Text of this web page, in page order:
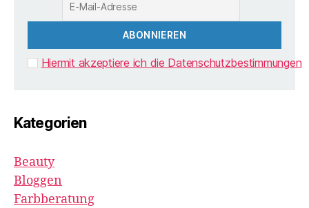
Hiermit akzeptiere ich die Datenschutzbestimmungen
Kategorien
Beauty
Bloggen
Farbberatung